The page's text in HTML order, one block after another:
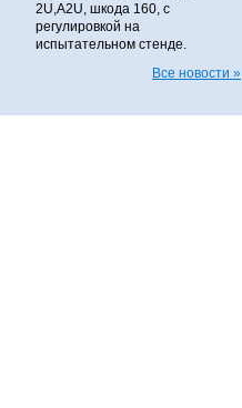
2U,A2U, шкода 160, с
регулировкой на
испытательном стенде.
Все новости »